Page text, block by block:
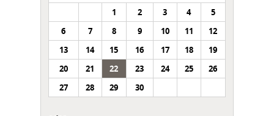
1
2 3 4
5
6
7 8 9 10 11
12
13
14 15 16 17 18
19
20
21 22 23 24 25
26
27
28 29 30